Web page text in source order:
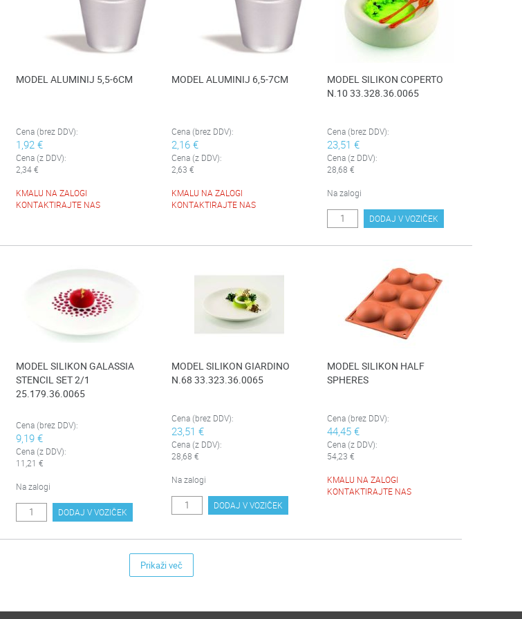
MODEL ALUMINIJ 5,5-6CM
Cena (brez DDV):
1,92 €
Cena (z DDV):
2,34 €
KMALU NA ZALOGI
KONTAKTIRAJTE NAS
MODEL ALUMINIJ 6,5-7CM
Cena (brez DDV):
2,16 €
Cena (z DDV):
2,63 €
KMALU NA ZALOGI
KONTAKTIRAJTE NAS
MODEL SILIKON COPERTO
N.10 33.328.36.0065
Cena (brez DDV):
23,51 €
Cena (z DDV):
28,68 €
Na zalogi
DODAJ V VOZIČEK
MODEL SILIKON GALASSIA
STENCIL SET 2/1
25.179.36.0065
Cena (brez DDV):
9,19 €
Cena (z DDV):
11,21 €
Na zalogi
DODAJ V VOZIČEK
MODEL SILIKON GIARDINO
N.68 33.323.36.0065
Cena (brez DDV):
23,51 €
Cena (z DDV):
28,68 €
Na zalogi
DODAJ V VOZIČEK
MODEL SILIKON HALF
SPHERES
Cena (brez DDV):
44,45 €
Cena (z DDV):
54,23 €
KMALU NA ZALOGI
KONTAKTIRAJTE NAS
Prikaži več